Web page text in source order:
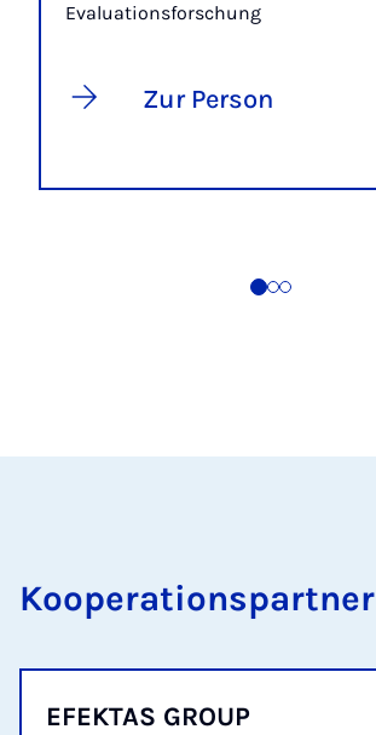
Evaluationsforschung
Zur Person
Kooperationspartner
EFEKTAS GROUP